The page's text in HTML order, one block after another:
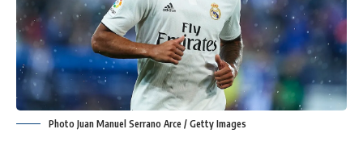
Photo Juan Manuel Serrano Arce / Getty Images